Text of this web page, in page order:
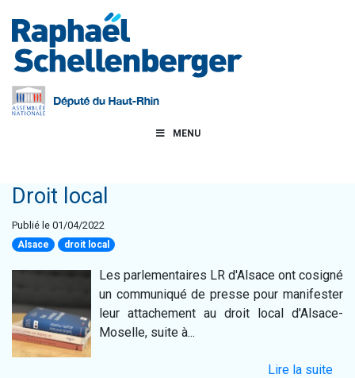
MENU
Droit local
Publié le 01/04/2022
Alsace droit local
Les parlementaires LR d'Alsace ont cosigné
un communiqué de presse pour manifester
leur attachement au droit local d'Alsace-
Moselle, suite à...
Lire la suite